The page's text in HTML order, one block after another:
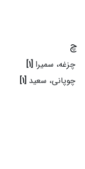
چ
چزغه، سمیرا [1]
چوپانی، سعید [1]